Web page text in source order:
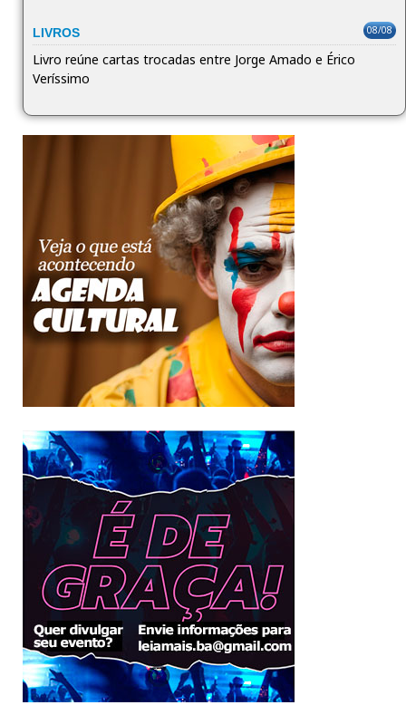
LIVROS 08/08
Livro reúne cartas trocadas entre Jorge Amado e Érico
Veríssimo